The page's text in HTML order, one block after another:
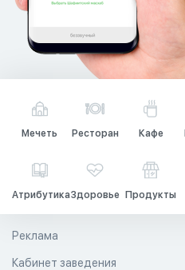
Мечеть Ресторан Кафе
АтрибутикаЗдоровье Продукты
Реклама
Кабинет заведения